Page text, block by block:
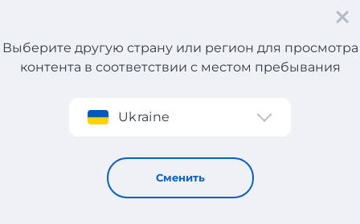
Регистрация
Выберите другую страну или регион для просмотра
контента в соответствии с местом пребывания
Ukraine
Сменить
MARKAFONI